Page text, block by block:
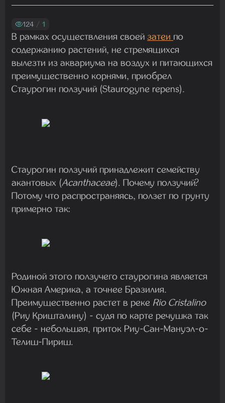
Madam
Madam
22.07.2026 19:16:45
124 / 1
В рамках осуществления своей затеи по
содержанию растений, не стремящихся
вылезти из аквариума на воздух и питающихся
преимущественно корнями, приобрел
Стаурогин ползучий (Staurogyne repens).
Стаурогин ползучий принадлежит семейству
акантовых (Acanthaceae). Почему ползучий?
Потому что распространяясь, ползет по грунту
примерно так:
Родиной этого ползучего стаурогина является
Южная Америка, а точнее Бразилия.
Преимущественно растет в реке Rio Cristalino
(Риу Кришталину) - судя по карте речушка так
себе - небольшая, приток Риу-Сан-Мануэл-о-
Телиш-Пириш.